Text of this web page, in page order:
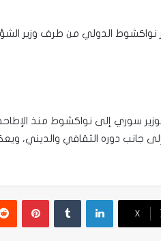
الدولي من طرف وزير
لوزير سوري إلى نواكشوط منذ
جانب دوره الثقافي والديني،
X
لينكدإن